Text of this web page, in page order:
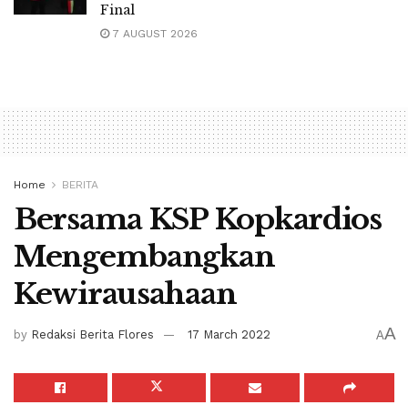
Final
7 AUGUST 2026
Home BERITA
Bersama KSP Kopkardios
Mengembangkan
Kewirausahaan
by Redaksi Berita Flores 17 March 2022 AA